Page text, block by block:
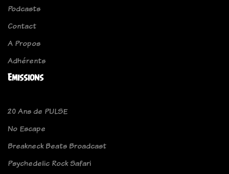
Podcasts
Contact
A Propos
Adhérents
Emissions
20 Ans de PULSE
No Escape
Breakneck Beats Broadcast
Psychedelic Rock Safari